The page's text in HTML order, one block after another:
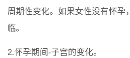
周期性变化。如果女性没有怀孕
临。
2.怀孕期间-子宫的变化。